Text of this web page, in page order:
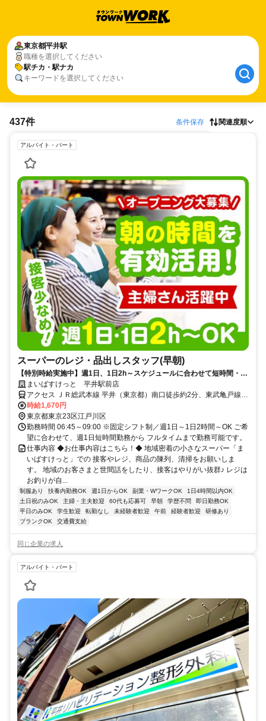
東京都平井駅
職種を選択してください
駅チカ・駅ナカ
キーワードを選択してください
437件 条件保存 関連度順
アルバイト・パート
スーパーのレジ・品出しスタッフ(早朝)
【特別時給実施中】週1日、1日2h～スケジュールに合わせて短時間・扶
養内も可能！未経験スタート応援♪
まいばすけっと 平井駅前店
アクセス ＪＲ総武本線 平井（東京都）南口徒歩約2分、東武亀戸線
東あずま徒歩約16分、東武亀戸線 亀戸水神東口徒歩約17分 ★週1日
～OK ★日祝時給51円UP
時給1,670円
東京都東京23区江戸川区
勤務時間 06:45～09:00 ※固定シフト制／週1日～1日2時間～OK ご希
望に合わせて、週1日短時間勤務から フルタイムまで勤務可能です。
仕事内容 ◆お仕事内容はこちら！◆ 地域密着の小さなスーパー「ま
いばすけっと」での 接客やレジ、商品の陳列、清掃をお願いしま
す。 地域のお客さまと世間話をしたり、接客はやりがい抜群♪ レジは
お釣りが自...
制服あり 扶養内勤務OK 週1日からOK 副業・WワークOK
1日4時間以内OK
土日祝のみOK
主婦・主夫歓迎 60代も応募可 早朝 学歴不問
即日勤務OK
平日のみOK
学生歓迎 転勤なし 未経験者歓迎 午前 経験者歓迎
研修あり
ブランクOK
交通費支給
同じ企業の求人
アルバイト・パート